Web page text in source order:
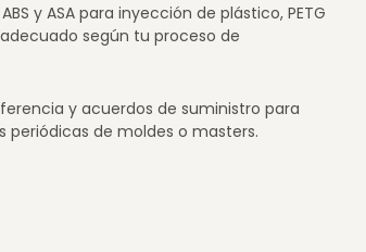
y ASA para inyección de plástico, PETG
según tu proceso de
y acuerdos de suministro para
de moldes o masters.